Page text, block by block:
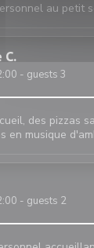
au petit
C
- guests 3
des pizzas
en musique
- guests 2